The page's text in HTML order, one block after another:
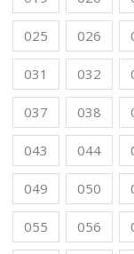
025 026
031 032
037 038
043 044
049 050
055 056